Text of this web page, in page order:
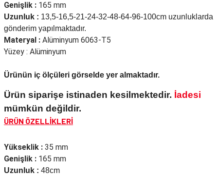
Genişlik : 165 mm
Uzunluk : 13,5-16,5-21-24-32-48-64-96-100cm uzunluklarda
gönderim yapılmaktadır.
Materyal : Alüminyum 6063-T5
Yüzey : Alüminyum
Ürünün iç ölçüleri görselde yer almaktadır.
Ürün siparişe istinaden kesilmektedir. İadesi
mümkün değildir.
ÜRÜN ÖZELLİKLERİ
Yükseklik : 35 mm
Genişlik : 165 mm
Uzunluk : 48cm